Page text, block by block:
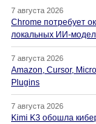
7 августа 2026
Chrome потребует
локальных ИИ-
7 августа 2026
Amazon, Cursor,
Plugins
7 августа 2026
Kimi K3 обошла